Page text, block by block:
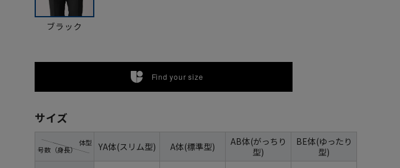
ブラック
Find your size
サイズ
号数（身長）
体型 YA体(スリム型) A体(標準型)
AB体(がっちり
型)
BE体(ゆったり
型)